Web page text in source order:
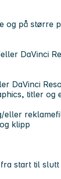
og på større
DaVinci
DaVinci
titler og
eller
klipp
start til slutt